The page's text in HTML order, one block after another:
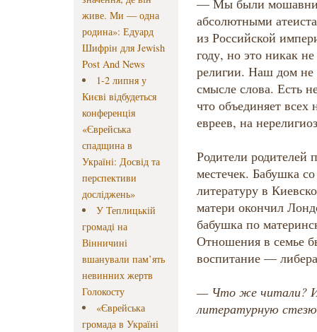
живе. Ми — одна
родина»: Едуард
Шифрін для Jewish
Post And News
1-2 липня у
Києві відбудеться
конференція
«Єврейська
спадщина в
Україні: Досвід та
перспективи
досліджень»
У Теплицькій
громаді на
Вінничині
вшанували пам’ять
невинних жертв
Голокосту
«Єврейська
громада в Україні
— Мы были
абсолютными
из Российской
году, но это никак
религии. Наш дом не
смысле слова. Есть
что объединяет всех
евреев, на
Родители родителей
местечек. Бабушка
литературу в
матери окончил
бабушка по
Отношения в семье
воспитание —
— Что же читали? И
литературную